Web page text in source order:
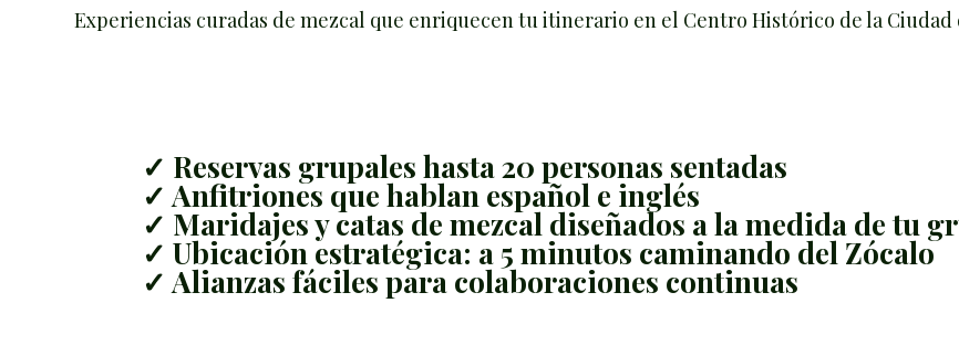
Experiencias curadas de mezcal que enriquecen tu itinerario en el Centro Histórico de la Ciudad
✓ Reservas grupales hasta 20 personas sentadas
✓ Anfitriones que hablan español e inglés
✓ Maridajes y catas de mezcal diseñados a la medida de tu
✓ Ubicación estratégica: a 5 minutos caminando del Zócalo
✓ Alianzas fáciles para colaboraciones continuas